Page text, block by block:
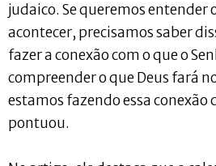
judaico. Se queremos entender
acontecer, precisamos saber
fazer a conexão com o que o
compreender o que Deus fará
estamos fazendo essa conexão
pontuou.